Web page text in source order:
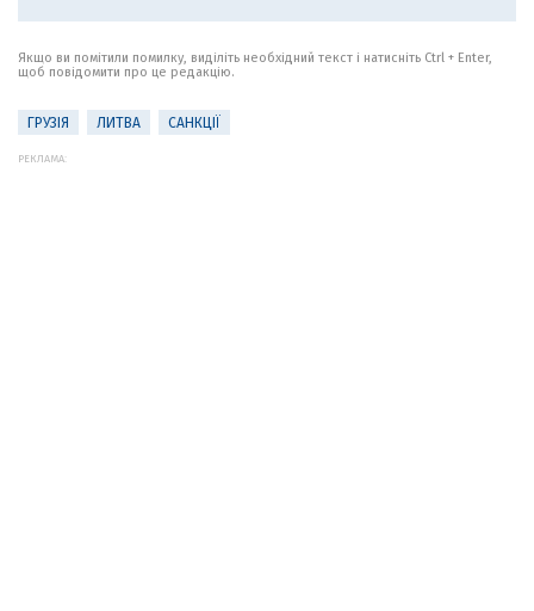
Якщо ви помітили помилку, виділіть необхідний текст і натисніть Ctrl + Enter,
щоб повідомити про це редакцію.
ГРУЗІЯ ЛИТВА САНКЦІЇ
РЕКЛАМА: